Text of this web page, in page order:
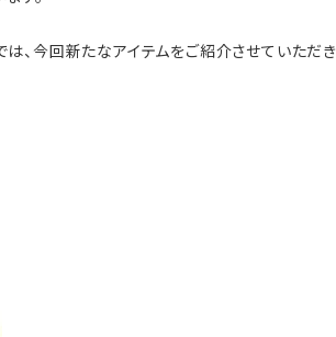
、今回新たなアイテムをご紹介させていただき